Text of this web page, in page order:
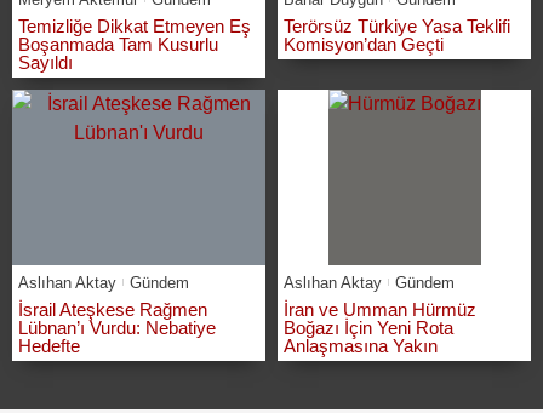
Temizliğe Dikkat Etmeyen Eş
Boşanmada Tam Kusurlu
Sayıldı
Terörsüz Türkiye Yasa Teklifi
Komisyon’dan Geçti
Aslıhan Aktay Gündem
İsrail Ateşkese Rağmen
Lübnan’ı Vurdu: Nebatiye
Hedefte
Aslıhan Aktay Gündem
İran ve Umman Hürmüz
Boğazı İçin Yeni Rota
Anlaşmasına Yakın